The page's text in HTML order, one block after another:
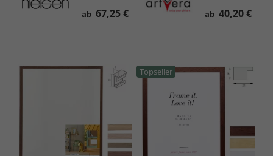
ab 67,25 € ab 40,20 €
Topseller